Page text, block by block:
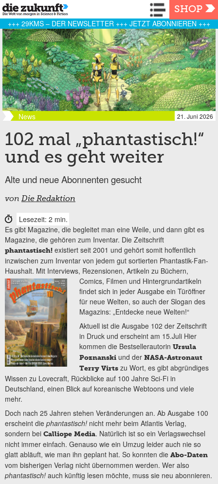
Navigation
SHOP
+++ 29KMS – DER NEWSLETTER +++ JETZT ABONNIEREN +++
News 21. Juni 2026
102 mal „phantastisch!“
und es geht weiter
Alte und neue Abonnenten gesucht
von Die Redaktion
Lesezeit: 2 min.
Es gibt Magazine, die begleitet man eine Weile, und dann gibt es
Magazine, die gehören zum Inventar. Die Zeitschrift
phantastisch! existiert seit 2001 und gehört somit hoffentlich
inzwischen zum Inventar von jedem gut sortierten Phantastik-Fan-
Haushalt. Mit Interviews, Rezensionen, Artikeln zu Büchern,
Comics, Filmen und Hintergrundartikeln
findet sich in jeder Ausgabe ein Türöffner
für neue Welten, so auch der Slogan des
Magazins: „Entdecke neue Welten!“
Aktuell ist die Ausgabe 102 der Zeitschrift
in Druck und erscheint am 15.Juli Hier
kommen die BestsellerautorinUrsula
Poznanski und derNASA-Astronaut
Terry Virts zu Wort, es gibt abgründiges
Wissen zu Lovecraft, Rückblicke auf 100 Jahre Sci-Fi in
Deutschland, einen Blick auf koreanische Webtoons und viele
mehr.
Doch nach 25 Jahren stehen Veränderungen an. Ab Ausgabe 100
erscheint die phantastisch! nicht mehr beim Atlantis Verlag,
sondern bei Calliope Media. Natürlich ist so ein Verlagswechsel
nicht immer einfach. Genauso wie ein Umzug leider auch nie so
glatt abläuft, wie man ihn geplant hat. So konnten die Abo-Daten
vom bisherigen Verlag nicht übernommen werden. Wer also
phantastisch! auch künftig lesen möchte, muss sie neu abonnieren.